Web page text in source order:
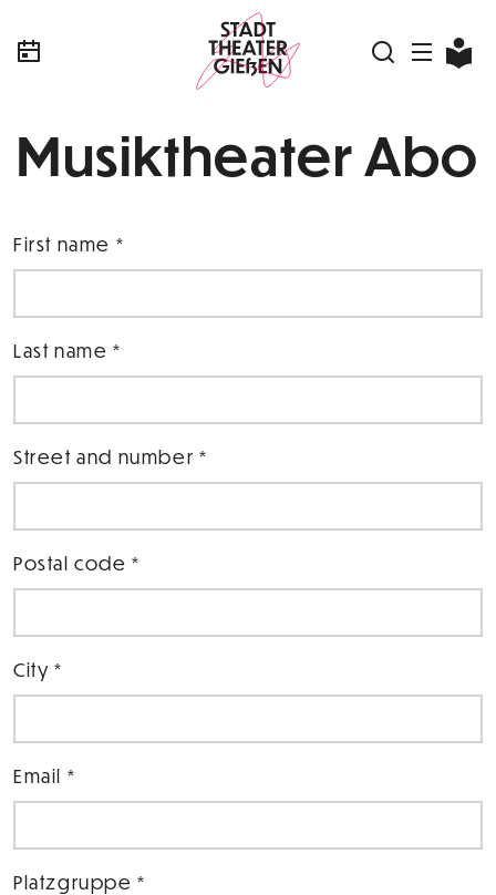
Musiktheater Abo
First name *
Last name *
Street and number *
Postal code *
City *
Email *
Platzgruppe *